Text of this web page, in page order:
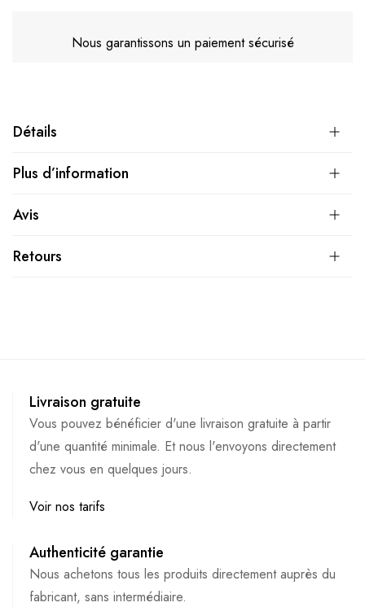
Nous garantissons un paiement sécurisé
Détails
Plus d’information
Avis
Retours
Livraison gratuite
Vous pouvez bénéficier d'une livraison gratuite à partir
d'une quantité minimale. Et nous l'envoyons directement
chez vous en quelques jours.
Voir nos tarifs
Authenticité garantie
Nous achetons tous les produits directement auprès du
fabricant, sans intermédiaire.